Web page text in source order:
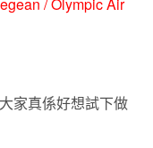
家真係好想試下做